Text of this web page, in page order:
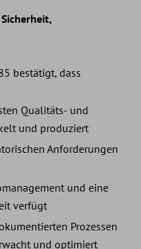
bestätigt, dass
Qualitäts- und
und produziert
Anforderungen
und eine
verfügt
Prozessen
und optimiert